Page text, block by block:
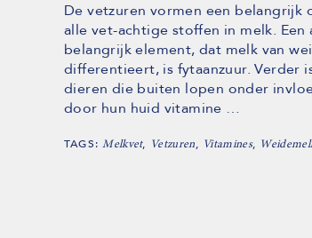
De vetzuren vormen een belangrijk
alle vet-achtige stoffen in melk. Een
belangrijk element, dat melk van
differentieert, is fytaanzuur. Verder
dieren die buiten lopen onder
door hun huid vitamine …
TAGS:Melkvet, Vetzuren, Vitamines,